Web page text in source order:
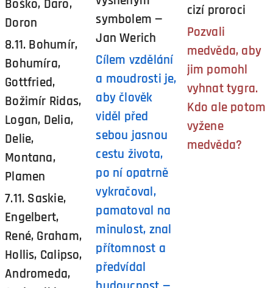
Boško, Daro,
Doron
8.11. Bohumír,
Bohumíra,
Gottfried,
Božimír Ridas,
Logan, Delia,
Delie,
Montana,
Plamen
7.11. Saskie,
Engelbert,
René, Graham,
Hollis, Calipso,
Andromeda,
symbolem —
Jan Werich
Cílem vzdělání
a moudrosti je,
aby člověk
viděl před
sebou jasnou
cestu života,
po ní opatrně
vykračoval,
pamatoval na
minulost, znal
přítomnost a
předvídal
cizí proroci
Pozvali
medvěda, aby
jim pomohl
vyhnat tygra.
Kdo ale potom
vyžene
medvěda?